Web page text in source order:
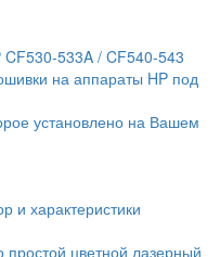
533A / CF540-543
на аппараты HP под
установлено на Вашем
и характеристики
цветной лазерный